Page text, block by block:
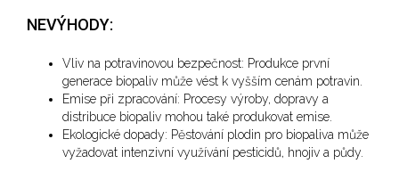
NEVÝHODY:
Vliv na potravinovou bezpečnost: Produkce první
generace biopaliv může vést k vyšším cenám potravin.
Emise při zpracování: Procesy výroby, dopravy a
distribuce biopaliv mohou také produkovat emise.
Ekologické dopady: Pěstování plodin pro biopaliva může
vyžadovat intenzivní využívání pesticidů, hnojiv a půdy.